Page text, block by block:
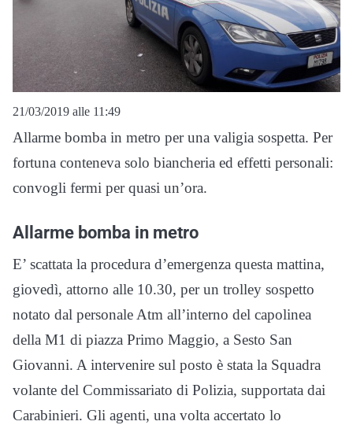
21/03/2019 alle 11:49
Allarme bomba in metro per una valigia sospetta. Per
fortuna conteneva solo biancheria ed effetti personali:
convogli fermi per quasi un’ora.
Allarme bomba in metro
E’ scattata la procedura d’emergenza questa mattina,
giovedì, attorno alle 10.30, per un trolley sospetto
notato dal personale Atm all’interno del capolinea
della M1 di piazza Primo Maggio, a Sesto San
Giovanni. A intervenire sul posto è stata la Squadra
volante del Commissariato di Polizia, supportata dai
Carabinieri. Gli agenti, una volta accertato lo